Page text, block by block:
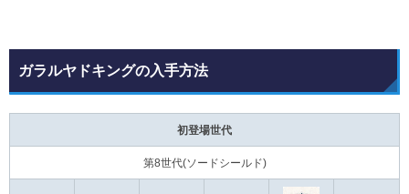
ガラルヤドキングの入手方法
初登場世代
第8世代(ソードシールド)